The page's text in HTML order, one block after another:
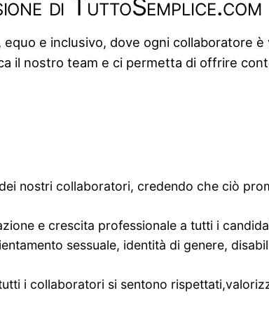
di TuttoSemplice.com
e inclusivo, dove ogni collaboratore è
il nostro team e ci permetta di offrire
nostri collaboratori, credendo che ciò
e crescita professionale a tutti i
sessuale, identità di genere,
i collaboratori si sentono